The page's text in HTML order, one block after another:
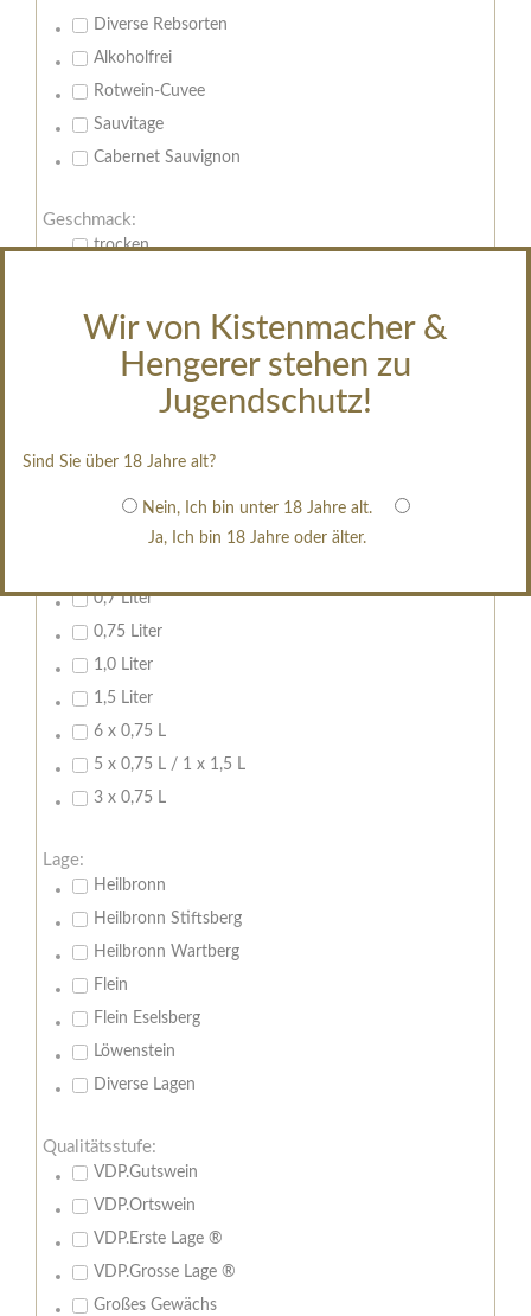
Wir von Kistenmacher &
Hengerer stehen zu
Jugendschutz!
Sind Sie über 18 Jahre alt?
Nein, Ich bin unter 18 Jahre alt.
Ja, Ich bin 18 Jahre oder älter.
Diverse Rebsorten
Alkoholfrei
Rotwein-Cuvee
Sauvitage
Cabernet Sauvignon
Geschmack:
trocken
halbtrocken
edelsüß
erfrischend, nicht zu süß
0,7 Liter
0,75 Liter
1,0 Liter
1,5 Liter
6 x 0,75 L
5 x 0,75 L / 1 x 1,5 L
3 x 0,75 L
Lage:
Heilbronn
Heilbronn Stiftsberg
Heilbronn Wartberg
Flein
Flein Eselsberg
Löwenstein
Diverse Lagen
Qualitätsstufe:
VDP.Gutswein
VDP.Ortswein
VDP.Erste Lage ®
VDP.Grosse Lage ®
Großes Gewächs